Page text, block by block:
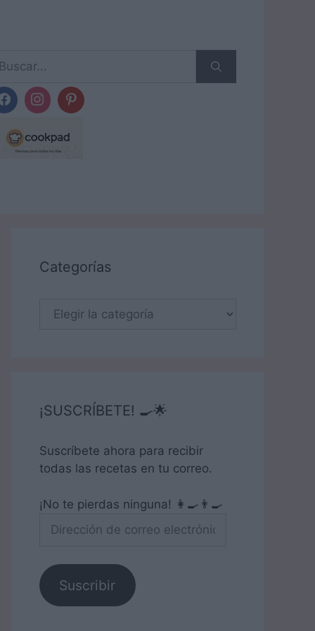
Categorías
Categorías
¡SUSCRÍBETE! 🍳🌟
Suscríbete ahora para recibir
todas las recetas en tu correo.
¡No te pierdas ninguna! 👩‍🍳👨‍🍳
de
electrónico
Suscribir